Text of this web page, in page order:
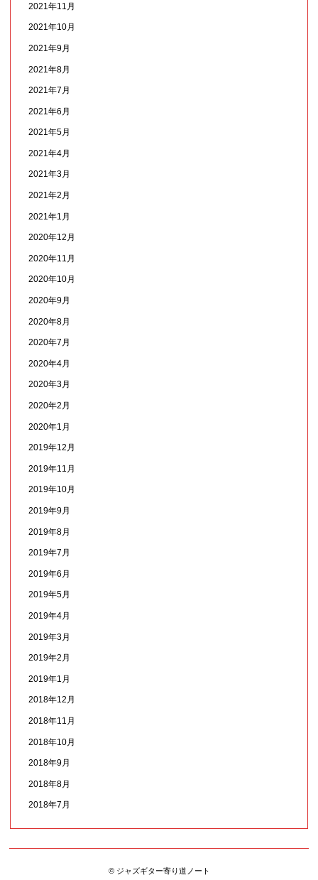
2021年11月
2021年10月
2021年9月
2021年8月
2021年7月
2021年6月
2021年5月
2021年4月
2021年3月
2021年2月
2021年1月
2020年12月
2020年11月
2020年10月
2020年9月
2020年8月
2020年7月
2020年4月
2020年3月
2020年2月
2020年1月
2019年12月
2019年11月
2019年10月
2019年9月
2019年8月
2019年7月
2019年6月
2019年5月
2019年4月
2019年3月
2019年2月
2019年1月
2018年12月
2018年11月
2018年10月
2018年9月
2018年8月
2018年7月
© ジャズギター寄り道ノート